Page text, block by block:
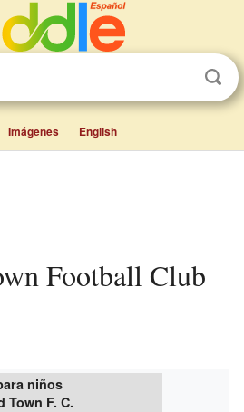
Imágenes English
niños
Town F. C.